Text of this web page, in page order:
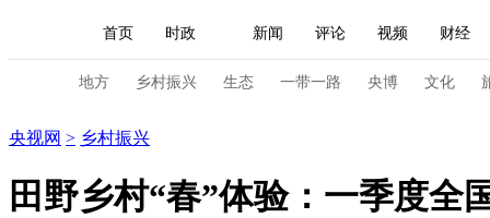
首页 时政 新闻 评论 视频 财经
人民领袖习近平 中国领导人 央视快评 习
直播 栏目大全 节目单 听音 微视频
海外频道 iPanda English Монгол
地方 乡村振兴 生态 一带一路 央博 文化
央视网 > 乡村振兴
田野乡村“春”体验：一季度全